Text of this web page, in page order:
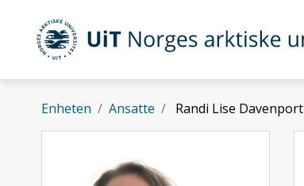
Gå til hovedinnhold
UiT Norges arktiske universitet
Enheten Ansatte Randi Lise Davenport